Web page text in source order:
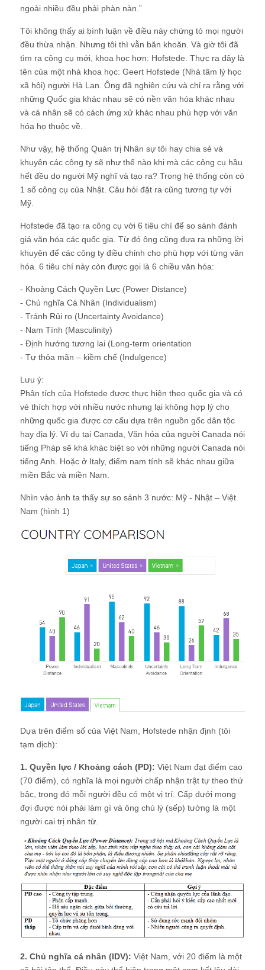
ngoài nhiều đều phải phàn nàn.”
Tôi không thấy ai bình luận về điều này chứng tỏ mọi người
đều thừa nhận. Nhưng tôi thì vẫn băn khoăn. Và giờ tôi đã
tìm ra công cụ mới, khoa học hơn: Hofstede. Thực ra đây là
tên của một nhà khoa học: Geert Hofstede (Nhà tâm lý học
xã hội) người Hà Lan. Ông đã nghiên cứu và chỉ ra rằng với
những Quốc gia khác nhau sẽ có nền văn hóa khác nhau
và cá nhân sẽ có cách ứng xử khác nhau phù hợp với văn
hóa họ thuộc về.
Như vậy, hệ thống Quản trị Nhân sự tôi hay chia sẻ và
khuyên các công ty sẽ như thế nào khi mà các công cụ hầu
hết đều do người Mỹ nghĩ và tạo ra? Trong hệ thống còn có
1 số công cụ của Nhật. Câu hỏi đặt ra cũng tương tự với
Mỹ.
Hofstede đã tạo ra công cụ với 6 tiêu chí để so sánh đánh
giá văn hóa các quốc gia. Từ đó ông cũng đưa ra những lời
khuyên để các công ty điều chỉnh cho phù hợp với từng văn
hóa. 6 tiêu chí này còn được gọi là 6 chiều văn hóa:
- Khoảng Cách Quyền Lực (Power Distance)
- Chủ nghĩa Cá Nhân (Individualism)
- Tránh Rủi ro (Uncertainty Avoidance)
- Nam Tính (Masculinity)
- Định hướng tương lai (Long-term orientation
- Tự thỏa mãn – kiềm chế (Indulgence)
Lưu ý:
Phân tích của Hofstede được thực hiện theo quốc gia và có
vẻ thích hợp với nhiều nước nhưng lại không hợp lý cho
những quốc gia được cơ cấu dựa trên nguồn gốc dân tộc
hay địa lý. Ví dụ tại Canada, Văn hóa của người Canada nói
tiếng Pháp sẽ khá khác biệt so với những người Canada nói
tiếng Anh. Hoặc ở Italy, điểm nam tính sẽ khác nhau giữa
miền Bắc và miền Nam.
Nhìn vào ảnh ta thấy sự so sánh 3 nước: Mỹ - Nhật – Việt
Nam (hình 1)
Dựa trên điểm số của Việt Nam, Hofstede nhận định (tôi
tạm dịch):
1. Quyền lực / Khoảng cách (PD): Việt Nam đạt điểm cao
(70 điểm), có nghĩa là mọi người chấp nhận trật tự theo thứ
bậc, trong đó mỗi người đều có một vị trí. Cấp dưới mong
đợi được nói phải làm gì và ông chủ lý (sếp) tưởng là một
người cai trị nhân từ.
2. Chủ nghĩa cá nhân (IDV): Việt Nam, với 20 điểm là một